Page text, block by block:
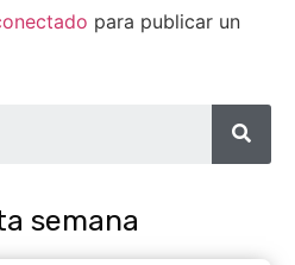
para publicar un
semana